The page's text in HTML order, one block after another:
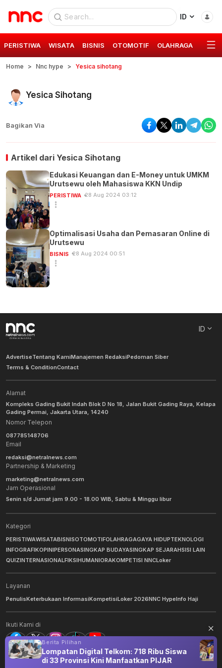
ID
PERISTIWA WISATA BISNIS OTOMOTIF OLAHRAGA GAYA
Home Nnc hype Yesica sihotang
Yesica Sihotang
Bagikan Via
Artikel dari Yesica Sihotang
Edukasi Keuangan dan E-Money untuk UMKM
Urutsewu oleh Mahasiswa KKN Undip
PERISTIWA 28 Aug 2024 03:12
Optimalisasi Usaha dan Pemasaran Online di
Urutsewu
BISNIS 28 Aug 2024 00:51
ID
AdvertiseTentang KamiManajemen RedaksiPedoman Siber
Terms & ConditionContact
Alamat
Kompleks Gading Bukit Indah Blok D No 18, Jalan Bukit Gading Raya, Kelapa
Gading Permai, Jakarta Utara, 14240
Nomor Telepon
087785148706
Email
redaksi@netralnews.com
Partnership & Marketing
marketing@netralnews.com
Jam Operasional
Senin s/d Jumat jam 9.00 - 18.00 WIB, Sabtu & Minggu libur
Kategori
PERISTIWAWISATABISNISOTOMOTIFOLAHRAGAGAYA HIDUPTEKNOLOGI
INFOGRAFIKOPINIPERSONASINGKAP BUDAYASINGKAP SEJARAHSISI LAIN
QUIZINTERNASIONALFIKSIHUMANIORAKOMPETISI NNCLoker
Layanan
PenulisKeterbukaan InformasiKompetisiLoker 2026NNC HypeInfo Haji
Ikuti Kami di
2026NNC Netralnews. All Rights Reserved.
Berita Pilihan
Lompatan Digital Telkom: 718 Ribu Siswa
di 33 Provinsi Kini Manfaatkan PIJAR